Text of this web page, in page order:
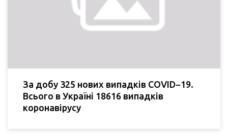
За добу 325 нових випадків COVID−19.
Всього в Україні 18616 випадків
коронавірусу